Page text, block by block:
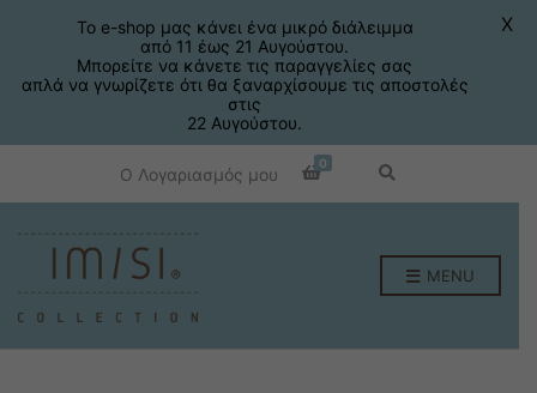
Ο Λογαριασμός μου
0
p
d
c
MENU
Το e-shop μας κάνει ένα μικρό διάλειμμα
από 11 έως 21 Αυγούστου.
Μπορείτε να κάνετε τις παραγγελίες σας
απλά να γνωρίζετε ότι θα ξαναρχίσουμε τις αποστολές
στις
22 Αυγούστου.
X